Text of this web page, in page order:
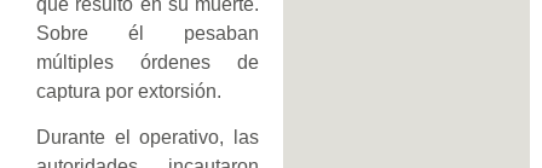
Sobre él pesaban
múltiples órdenes de
captura por extorsión.
Durante el operativo, las